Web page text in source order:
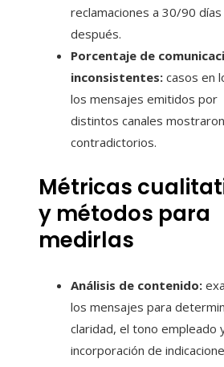
reclamaciones a 30/90 días
después.
Porcentaje de
inconsistentes: casos en
los mensajes emitidos por
distintos canales
contradictorios.
Métricas
y métodos para
medirlas
Análisis de contenido:
los mensajes para
claridad, el tono empleado
incorporación de